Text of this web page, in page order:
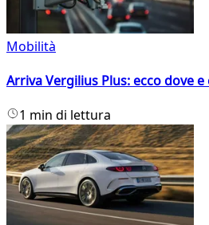
Mobilità
Arriva Vergilius Plus: ecco dove
1 min di lettura